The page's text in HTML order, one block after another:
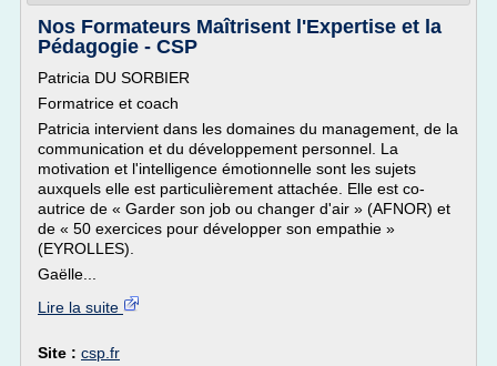
Nos Formateurs Maîtrisent l'Expertise et la
Pédagogie - CSP
Patricia DU SORBIER
Formatrice et coach
Patricia intervient dans les domaines du management, de la
communication et du développement personnel. La
motivation et l'intelligence émotionnelle sont les sujets
auxquels elle est particulièrement attachée. Elle est co-
autrice de « Garder son job ou changer d'air » (AFNOR) et
de « 50 exercices pour développer son empathie »
(EYROLLES).
Gaëlle...
Lire la suite
Site : csp.fr